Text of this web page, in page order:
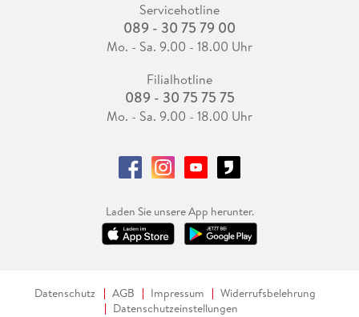
Servicehotline
089 - 30 75 79 00
Mo. - Sa. 9.00 - 18.00 Uhr
Filialhotline
089 - 30 75 75 75
Mo. - Sa. 9.00 - 18.00 Uhr
Laden Sie unsere App herunter.
Datenschutz AGB Impressum
Widerrufsbelehrung
Datenschutzeinstellungen